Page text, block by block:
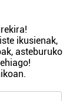
ikusienak,
asteburuko